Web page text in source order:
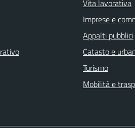
Vita lavorativa
Imprese e
Appalti pubblici
Catasto e
Turismo
Mobilità e